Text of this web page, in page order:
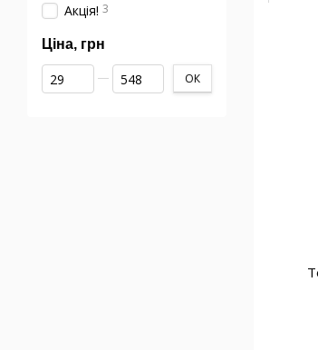
Акція! 3
Ціна, грн
Від Ціна, грн
До Ціна, грн ОК